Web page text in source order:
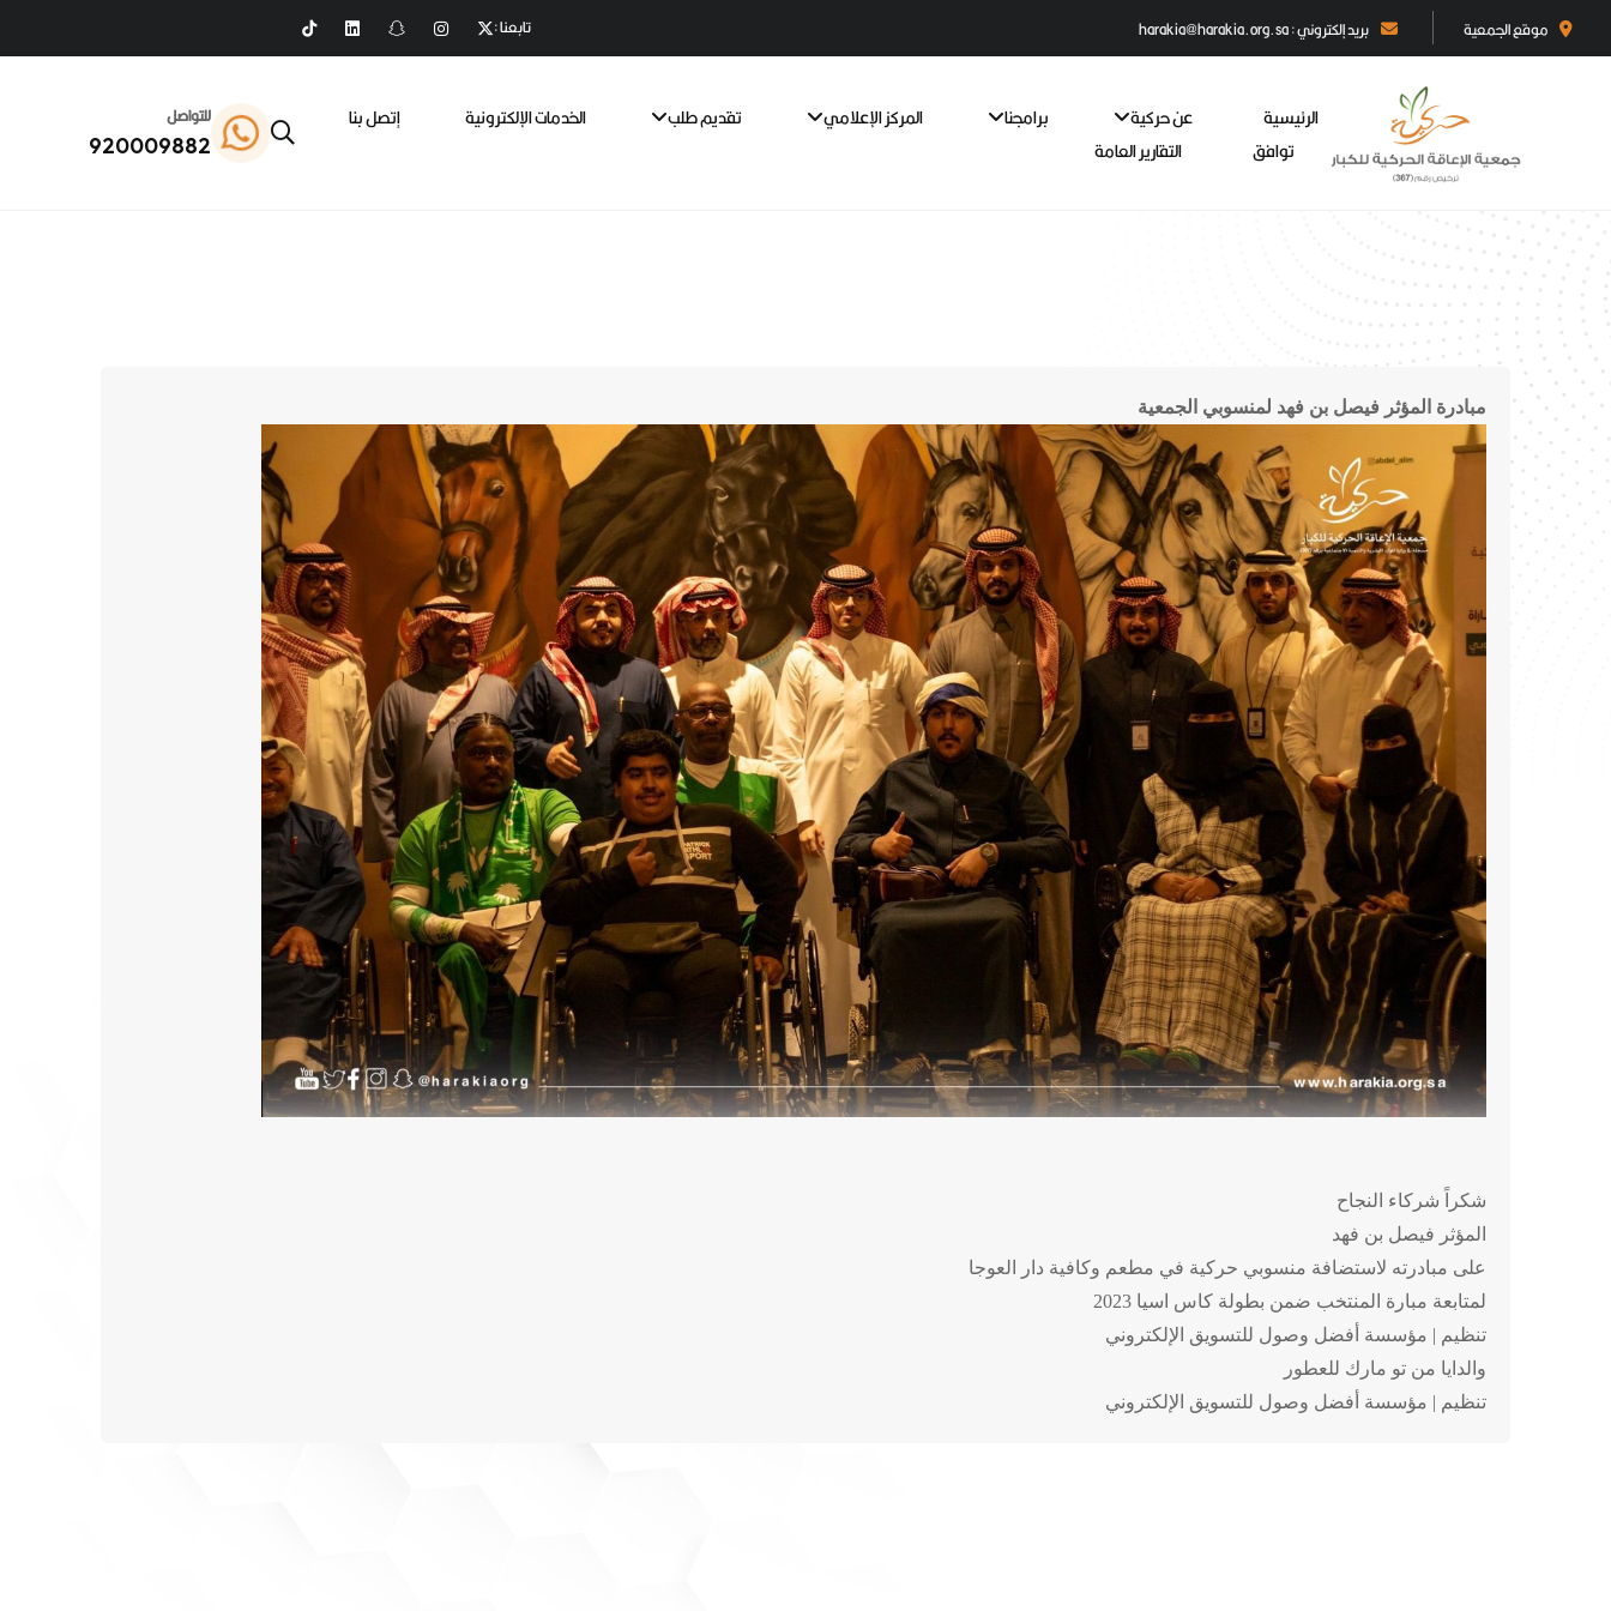
موقع الجمعية بريد إلكتروني : harakia@harakia.org.sa تابعنا :
الرئيسية عن حركية برامجنا المركز الإعلامي تقديم طلب الخدمات الإلكترونية
إتصل بنا
توافق
التقارير العامة
للتواصل
920009882
مبادرة المؤثر فيصل بن فهد لمنسوبي الجمعية
شكراً شركاء النجاح
المؤثر فيصل بن فهد
على مبادرته لاستضافة منسوبي حركية في مطعم وكافية دار العوجا
لمتابعة مبارة المنتخب ضمن بطولة كاس اسيا 2023
تنظيم | مؤسسة أفضل وصول للتسويق الإلكتروني
والدايا من تو مارك للعطور
تنظيم | مؤسسة أفضل وصول للتسويق الإلكتروني